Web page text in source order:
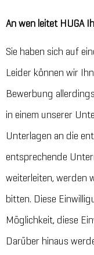
An wen leitet HUGA
Sie haben sich auf
Leider können wir
Bewerbung
in einem unserer
Unterlagen an die
entsprechende
weiterleiten, werden
bitten. Diese
Möglichkeit, diese
Darüber hinaus